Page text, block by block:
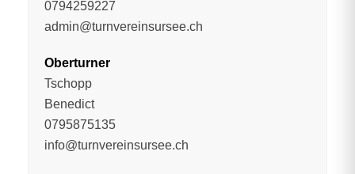
0794259227
admin@turnvereinsursee.ch
Oberturner
Tschopp
Benedict
0795875135
info@turnvereinsursee.ch